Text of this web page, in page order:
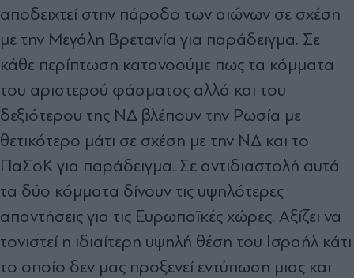
αποδειχτεί στην πάροδο των αιώνων σε σχέση
με την Μεγάλη Βρετανία για παράδειγμα. Σε
κάθε περίπτωση κατανοούμε πως τα κόμματα
του αριστερού φάσματος αλλά και του
δεξιότερου της ΝΔ βλέπουν την Ρωσία με
θετικότερο μάτι σε σχέση με την ΝΔ και το
ΠαΣοΚ για παράδειγμα. Σε αντιδιαστολή αυτά
τα δύο κόμματα δίνουν τις υψηλότερες
απαντήσεις για τις Ευρωπαϊκές χώρες. Αξίζει να
τονιστεί η ιδιαίτερη υψηλή θέση του Ισραήλ κάτι
το οποίο δεν μας προξενεί εντύπωση μιας και